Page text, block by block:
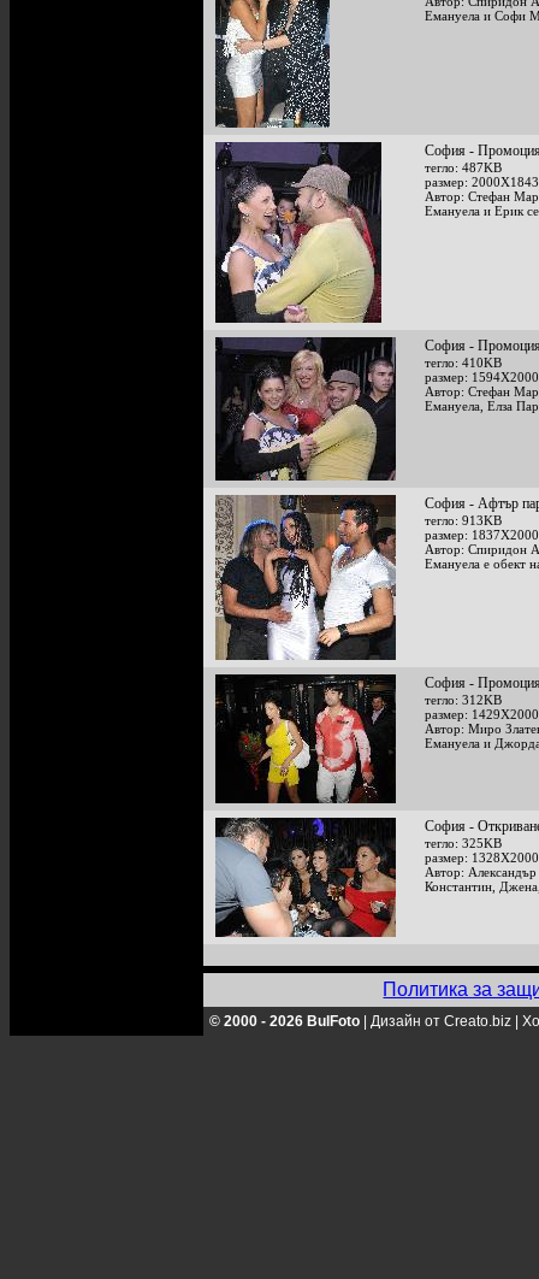
Емануела и Софи
София - Промоция
тегло: 487KB
размер: 2000X1843
Автор: Стефан
Емануела и Ерик
София - Промоция
тегло: 410KB
размер: 1594X2000
Автор: Стефан
Емануела, Елза
София - Афтър
тегло: 913KB
размер: 1837X2000
Автор: Спиридон
Емануела е обект
София - Промоция
тегло: 312KB
размер: 1429X2000
Автор: Миро
Емануела и
София -
тегло: 325KB
размер: 1328X2000
Автор:
Константин,
Политика за
© 2000 - 2026 BulFoto Дизайн от Creato.biz